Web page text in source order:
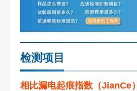
检测项目
相比漏电起痕指数（JianCe